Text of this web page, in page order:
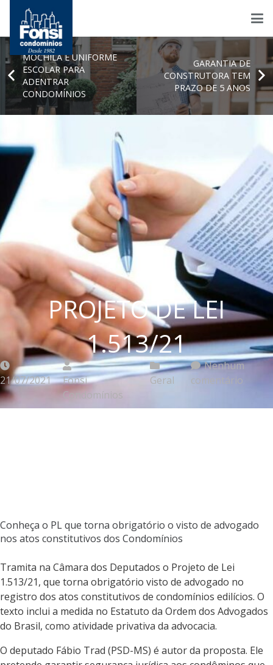
MOCHILA E UNIFORME
ESCOLAR PARA
ADENTRAR
CONDOMÍNIOS
GARANTIA DE
CONSTRUTORA TEM
PRAZO DE 5 ANOS
PROJETO DE LEI
1.513/21
21/07/2021
Fonsi
Condomínios
Geral
Nenhum
comentário
Conheça o PL que torna obrigatório o visto de advogado
nos atos constitutivos dos Condomínios
Tramita na Câmara dos Deputados o Projeto de Lei
1.513/21, que torna obrigatório visto de advogado no
registro dos atos constitutivos de condomínios edilícios. O
texto inclui a medida no Estatuto da Ordem dos Advogados
do Brasil, como atividade privativa da advocacia.
O deputado Fábio Trad (PSD-MS) é autor da proposta. Ele